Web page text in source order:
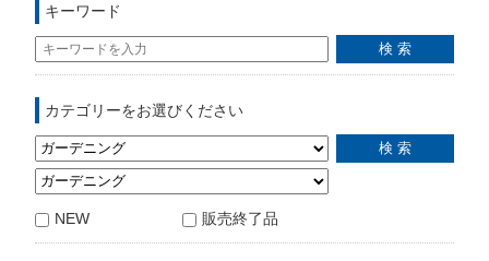
キーワード
カテゴリーをお選びください
NEW 販売終了品